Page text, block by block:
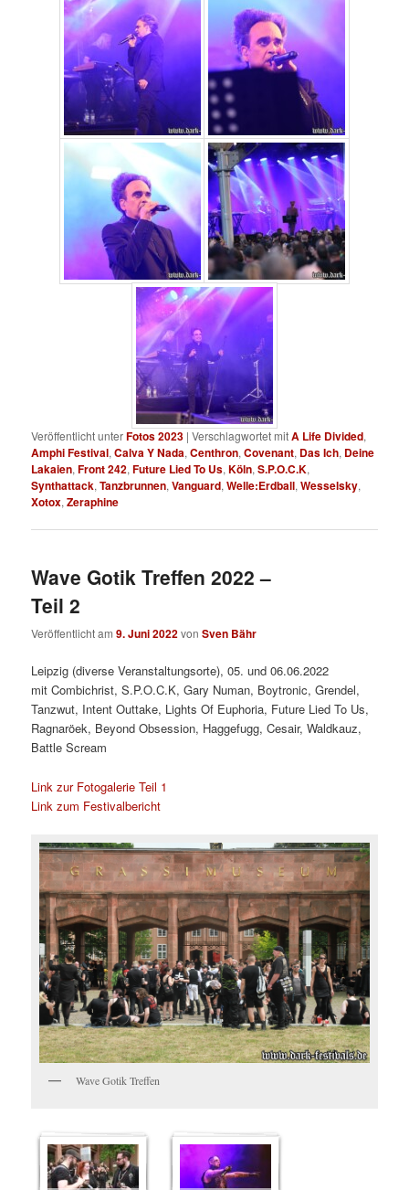
Veröffentlicht unterFotos 2023 |Verschlagwortet mitA Life Divided,
Amphi Festival,Calva Y Nada,Centhron,Covenant, Das Ich, Deine
Lakaien,Front 242,Future Lied To Us,Köln,S.P.O.C.K,
Synthattack,Tanzbrunnen,Vanguard,Welle:Erdball,Wesselsky,
Xotox,Zeraphine
Wave Gotik Treffen 2022 –
Teil 2
Veröffentlicht am9. Juni 2022vonSven Bähr
Leipzig (diverse Veranstaltungsorte), 05. und 06.06.2022
mit Combichrist, S.P.O.C.K, Gary Numan, Boytronic, Grendel,
Tanzwut, Intent Outtake, Lights Of Euphoria, Future Lied To Us,
Ragnaröek, Beyond Obsession, Haggefugg, Cesair, Waldkauz,
Battle Scream
Link zur Fotogalerie Teil 1
Link zum Festivalbericht
Wave Gotik Treffen